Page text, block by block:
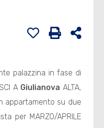
palazzina in fase di
A Giulianova ALTA,
appartamento su due
per MARZO/APRILE